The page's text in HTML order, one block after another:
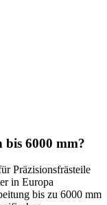
bis 6000 mm?
Präzisionsfrästeile
in Europa
bis zu 6000 mm